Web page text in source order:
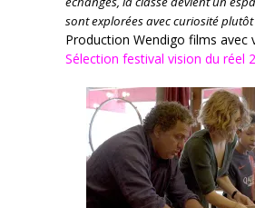
sont explorées avec curiosité
Production Wendigo films avec
Sélection festival vision du réel